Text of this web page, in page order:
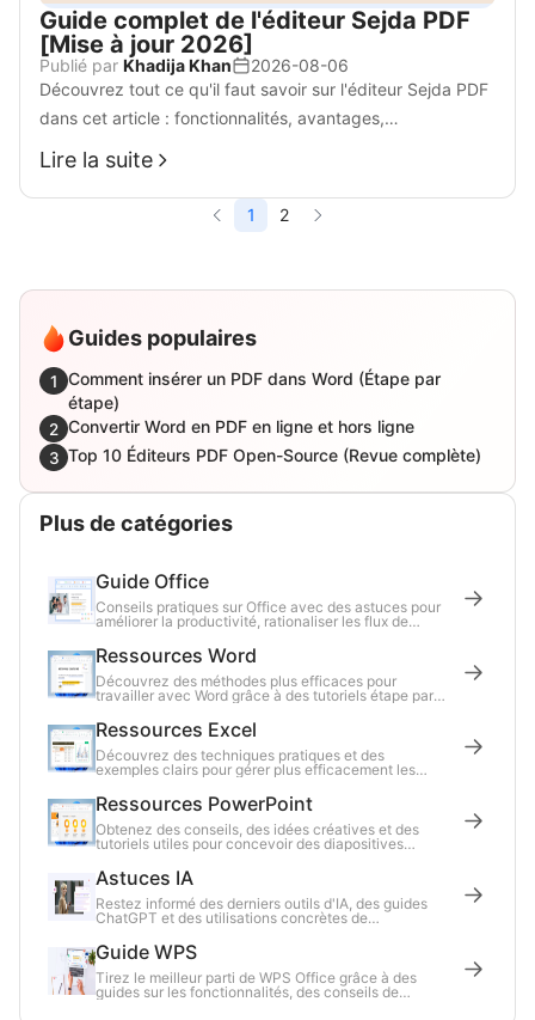
Guide complet de l'éditeur Sejda PDF
[Mise à jour 2026]
Publié par Khadija Khan
2026-08-06
Découvrez tout ce qu'il faut savoir sur l'éditeur Sejda PDF
dans cet article : fonctionnalités, avantages,
inconvénients, tutoriels d'utilisation et tarifs mis à jour pour
2026.
Lire la suite
1 2
Guides populaires
1
Comment insérer un PDF dans Word (Étape par
étape)
2 Convertir Word en PDF en ligne et hors ligne
3 Top 10 Éditeurs PDF Open-Source (Revue complète)
Plus de catégories
Guide Office
Conseils pratiques sur Office avec des astuces pour
améliorer la productivité, rationaliser les flux de
travail et résoudre les tâches courantes.
Ressources Word
Découvrez des méthodes plus efficaces pour
travailler avec Word grâce à des tutoriels étape par
étape, des conseils de productivité et des actualités
du secteur.
Ressources Excel
Découvrez des techniques pratiques et des
exemples clairs pour gérer plus efficacement les
données, les formules et les graphiques dans Excel.
Ressources PowerPoint
Obtenez des conseils, des idées créatives et des
tutoriels utiles pour concevoir des diapositives
attrayantes et faire des présentations en toute
confiance.
Astuces IA
Restez informé des derniers outils d'IA, des guides
ChatGPT et des utilisations concrètes de
Guide WPS
Tirez le meilleur parti de WPS Office grâce à des
guides sur les fonctionnalités, des conseils de
configuration et des solutions aux problèmes